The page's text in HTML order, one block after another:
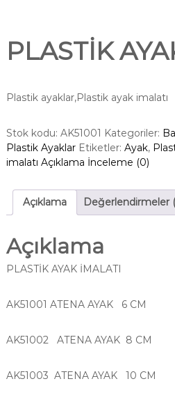
PLASTİK
Plastik ayaklar,Plastik ayak imalatı
Stok kodu: AK51001 Kategoriler:
Plastik Ayaklar Etiketler: Ayak,
imalatı Açıklama İnceleme (0)
Açıklama Değerlendirmeler
Açıklama
PLASTİK AYAK İMALATI
AK51001 ATENA AYAK 6 CM
AK51002 ATENA AYAK 8 CM
AK51003 ATENA AYAK 10 CM